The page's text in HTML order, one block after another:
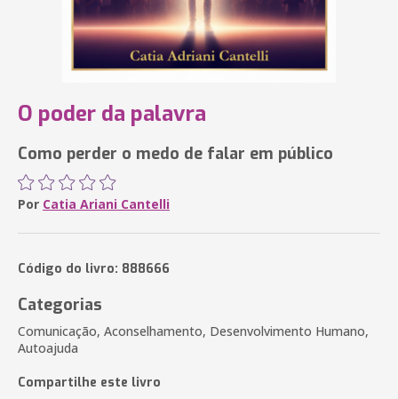
O poder da palavra
Como perder o medo de falar em público
Por Catia Ariani Cantelli
Código do livro: 888666
Categorias
Comunicação, Aconselhamento, Desenvolvimento Humano,
Autoajuda
Compartilhe este livro